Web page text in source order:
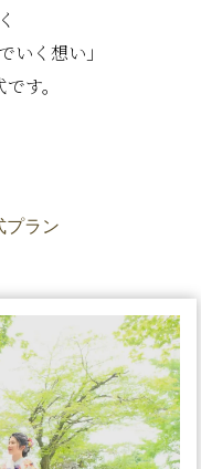
いく想い」
す。
プラン